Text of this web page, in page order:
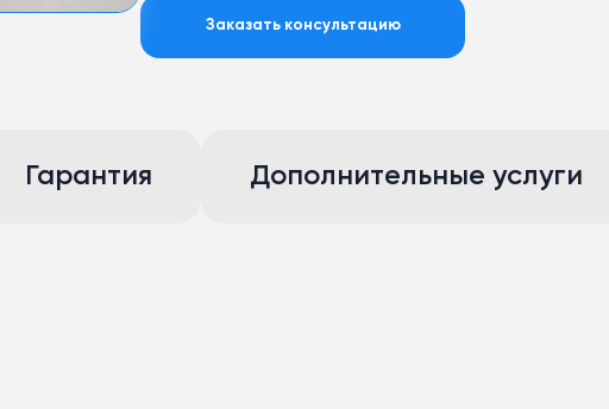
Заказать консультацию
Гарантия Дополнительные услуги